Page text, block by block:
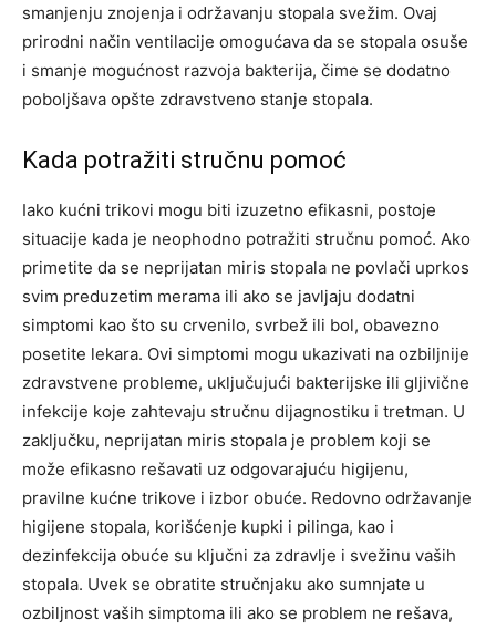
smanjenju znojenja i održavanju stopala svežim. Ovaj
prirodni način ventilacije omogućava da se stopala osuše
i smanje mogućnost razvoja bakterija, čime se dodatno
poboljšava opšte zdravstveno stanje stopala.
Kada potražiti stručnu pomoć
Iako kućni trikovi mogu biti izuzetno efikasni, postoje
situacije kada je neophodno potražiti stručnu pomoć. Ako
primetite da se neprijatan miris stopala ne povlači uprkos
svim preduzetim merama ili ako se javljaju dodatni
simptomi kao što su crvenilo, svrbež ili bol, obavezno
posetite lekara. Ovi simptomi mogu ukazivati na ozbiljnije
zdravstvene probleme, uključujući bakterijske ili gljivične
infekcije koje zahtevaju stručnu dijagnostiku i tretman. U
zaključku, neprijatan miris stopala je problem koji se
može efikasno rešavati uz odgovarajuću higijenu,
pravilne kućne trikove i izbor obuće. Redovno održavanje
higijene stopala, korišćenje kupki i pilinga, kao i
dezinfekcija obuće su ključni za zdravlje i svežinu vaših
stopala. Uvek se obratite stručnjaku ako sumnjate u
ozbiljnost vaših simptoma ili ako se problem ne rešava,